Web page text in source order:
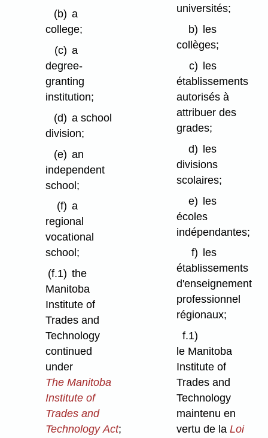
(b) a
college;
(c) a
degree-
granting
institution;
(d) a school
division;
(e) an
independent
school;
(f) a
regional
vocational
school;
(f.1) the
Manitoba
Institute of
Trades and
Technology
continued
under
The Manitoba
Institute of
Trades and
Technology Act;
universités;
b)
les
collèges;
c)
les
établissements
autorisés à
attribuer des
grades;
d) les
divisions
scolaires;
e) les
écoles
indépendantes;
f)
les
établissements
d'enseignement
professionnel
régionaux;
f.1)
le Manitoba
Institute of
Trades and
Technology
maintenu en
vertu de la Loi